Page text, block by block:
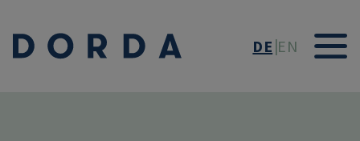
DE EN